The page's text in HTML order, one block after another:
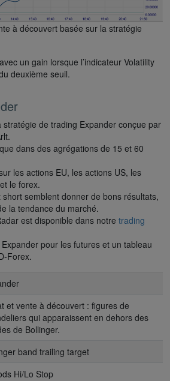
à découvert basée sur la stratégie
un gain lorsque l’indicateur Volatility
deuxième seuil.
stratégie de trading Expander conçue par
dans des agrégations de 15 et 60
les actions EU, les actions US, les
le forex.
semblent donner de bons résultats,
la tendance du marché.
est disponible dans notre trading
pour les futures et un tableau
Forex.
et vente à découvert : figures de
qui apparaissent en dehors des
de Bollinger.
band trailing target
Hi/Lo Stop